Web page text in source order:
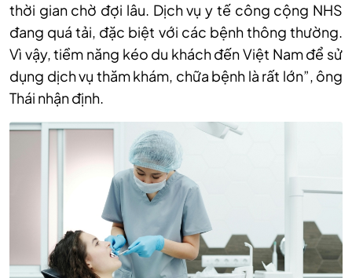
thời gian chờ đợi lâu. Dịch vụ y tế công cộng NHS
đang quá tải, đặc biệt với các bệnh thông thường.
Vì vậy, tiềm năng kéo du khách đến Việt Nam để sử
dụng dịch vụ thăm khám, chữa bệnh là rất lớn”, ông
Thái nhận định.